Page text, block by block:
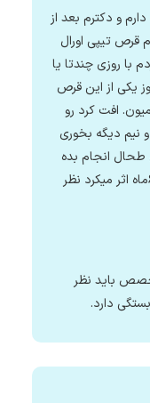
و دکترم بعد از
و ۶ماه مصرف پردنیزولون ۵برام قرص تیپی اورال
با روزی چندتا یا
یکی از این قرص
میون. افت کرد رو
خودم میگه باید ۱سال و نیم دیگه بخوری
انجام بده
این قرص اگه میخواست اثر کنه تو این ۶ماه اثر میکرد نظر
باید نظر
دارد.